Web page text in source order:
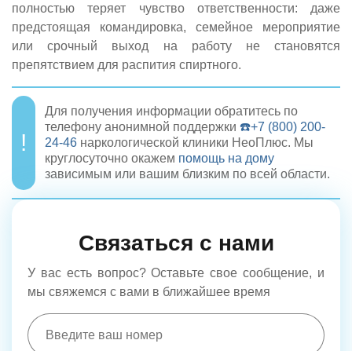
полностью теряет чувство ответственности: даже
предстоящая командировка, семейное мероприятие
или срочный выход на работу не становятся
препятствием для распития спиртного.
Для получения информации обратитесь по
телефону анонимной поддержки ☎️+7 (800) 200-
24-46 наркологической клиники НеоПлюс. Мы
круглосуточно окажем помощь на дому
зависимым или вашим близким по всей области.
Связаться с нами
У вас есть вопрос? Оставьте свое сообщение, и
мы свяжемся с вами в ближайшее время